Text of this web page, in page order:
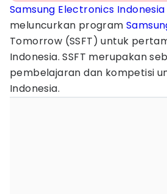
Samsung Electronics Indonesia
meluncurkan program
Tomorrow (SSFT) untuk
Indonesia. SSFT merupakan
pembelajaran dan kompetisi
Indonesia.